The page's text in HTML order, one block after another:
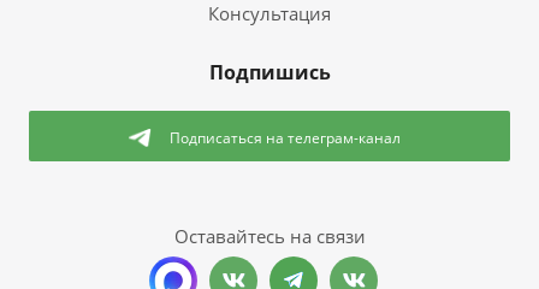
Консультация
Подпишись
Подписаться на телеграм-канал
Оставайтесь на связи